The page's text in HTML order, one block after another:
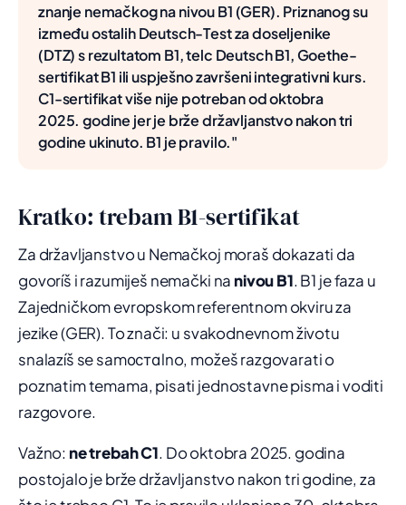
znanje nemačkog na nivou B1 (GER). Priznanog su
između ostalih Deutsch-Test za doseljenike
(DTZ) s rezultatom B1, telc Deutsch B1, Goethe-
sertifikat B1 ili uspješno završeni integrativni kurs.
C1-sertifikat više nije potreban od oktobra
2025. godine jer je brže državljanstvo nakon tri
godine ukinuto. B1 je pravilo."
Kratko: trebam B1-sertifikat
Za državljanstvo u Nemačkoj moraš dokazati da
govoríš i razumiješ nemački na nivou B1. B1 je faza u
Zajedničkom evropskom referentnom okviru za
jezike (GER). To znači: u svakodnevnom životu
snalazíš se samостаlno, možeš razgovarati o
poznatim temama, pisati jednostavne pisma i voditi
razgovore.
Važno: ne trebah C1. Do oktobra 2025. godina
postojalo je brže državljanstvo nakon tri godine, za